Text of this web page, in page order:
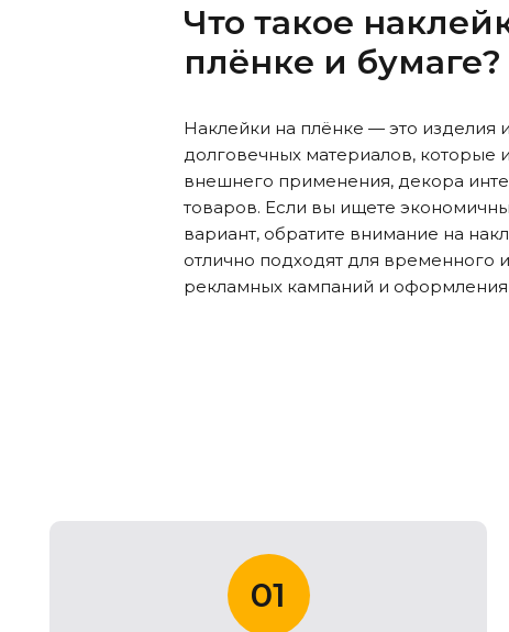
Что такое
плёнке и бумаге?
Наклейки на плёнке — это изделия
долговечных материалов, которые
внешнего применения, декора
товаров. Если вы ищете
вариант, обратите внимание на
отлично подходят для временного
рекламных кампаний и
01